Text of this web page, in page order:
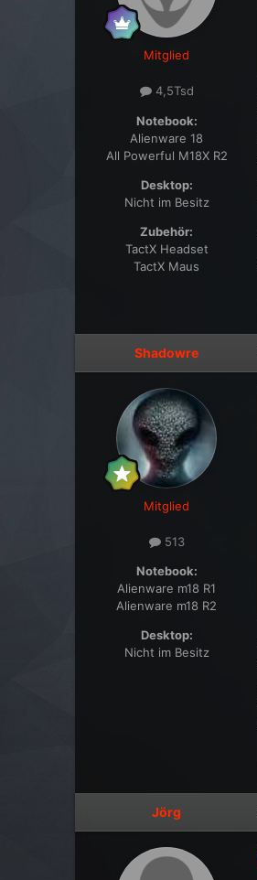
Mitglied
4,5Tsd
Notebook:
Alienware 18
All Powerful M18X R2
Desktop:
Nicht im Besitz
Zubehör:
TactX Headset
TactX Maus
Shadowre
Mitglied
513
Notebook:
Alienware m18 R1
Alienware m18 R2
Desktop:
Nicht im Besitz
Jörg